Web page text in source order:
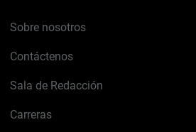
Sobre nosotros
Contáctenos
Sala de Redacción
Carreras